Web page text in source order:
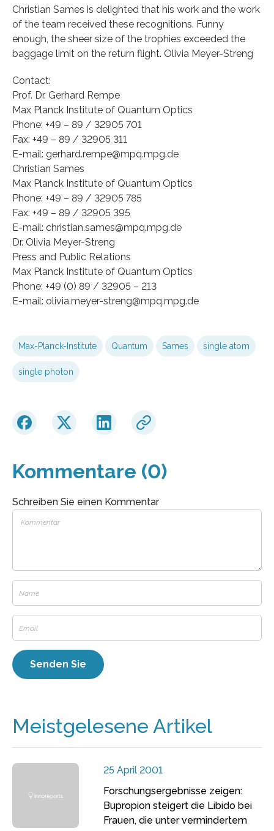
Christian Sames is delighted that his work and the work
of the team received these recognitions. Funny
enough, the sheer size of the trophies exceeded the
baggage limit on the return flight. Olivia Meyer-Streng
Contact:
Prof. Dr. Gerhard Rempe
Max Planck Institute of Quantum Optics
Phone: +49 – 89 / 32905 701
Fax: +49 – 89 / 32905 311
E-mail: gerhard.rempe@mpq.mpg.de
Christian Sames
Max Planck Institute of Quantum Optics
Phone: +49 – 89 / 32905 785
Fax: +49 – 89 / 32905 395
E-mail: christian.sames@mpq.mpg.de
Dr. Olivia Meyer-Streng
Press and Public Relations
Max Planck Institute of Quantum Optics
Phone: +49 (0) 89 / 32905 – 213
E-mail: olivia.meyer-streng@mpq.mpg.de
Max-Planck-Institute Quantum Sames single atom
single photon
Kommentare (0)
Schreiben Sie einen Kommentar
Meistgelesene Artikel
25 April 2001
Forschungsergebnisse zeigen:
Bupropion steigert die Libido bei
Frauen, die unter vermindertem